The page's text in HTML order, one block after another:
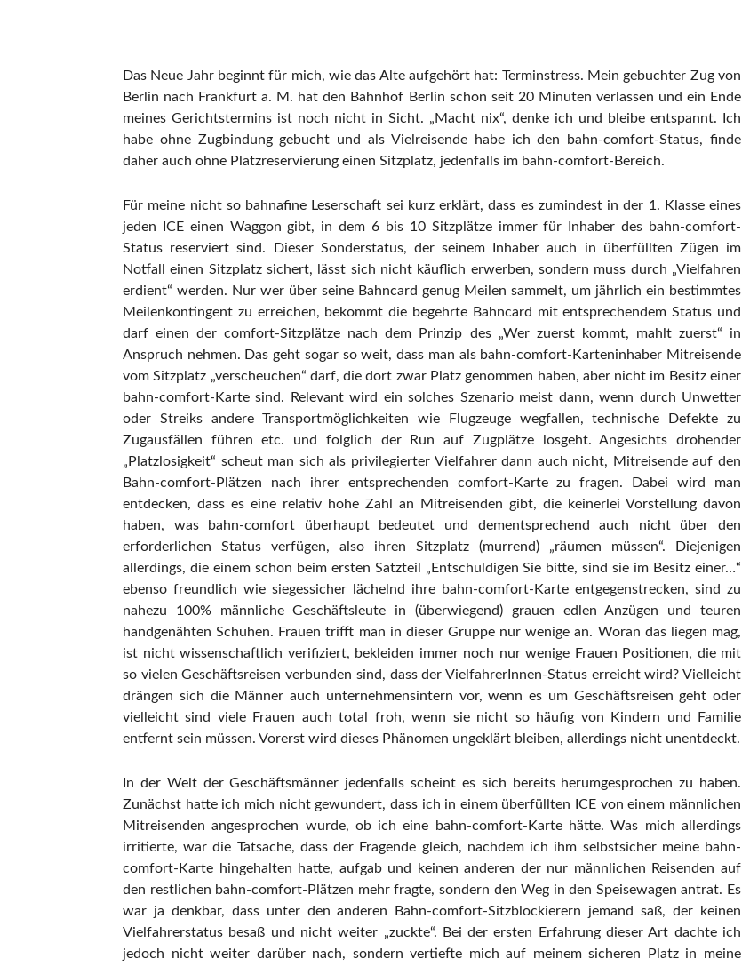
Das Neue Jahr beginnt für mich, wie das Alte aufgehört hat: Terminstress. Mein gebuchter Zug von
Berlin nach Frankfurt a. M. hat den Bahnhof Berlin schon seit 20 Minuten verlassen und ein Ende
meines Gerichtstermins ist noch nicht in Sicht. „Macht nix“, denke ich und bleibe entspannt. Ich
habe ohne Zugbindung gebucht und als Vielreisende habe ich den bahn-comfort-Status, finde
daher auch ohne Platzreservierung einen Sitzplatz, jedenfalls im bahn-comfort-Bereich.
Für meine nicht so bahnafine Leserschaft sei kurz erklärt, dass es zumindest in der 1. Klasse eines
jeden ICE einen Waggon gibt, in dem 6 bis 10 Sitzplätze immer für Inhaber des bahn-comfort-
Status reserviert sind. Dieser Sonderstatus, der seinem Inhaber auch in überfüllten Zügen im
Notfall einen Sitzplatz sichert, lässt sich nicht käuflich erwerben, sondern muss durch „Vielfahren
erdient“ werden. Nur wer über seine Bahncard genug Meilen sammelt, um jährlich ein bestimmtes
Meilenkontingent zu erreichen, bekommt die begehrte Bahncard mit entsprechendem Status und
darf einen der comfort-Sitzplätze nach dem Prinzip des „Wer zuerst kommt, mahlt zuerst“ in
Anspruch nehmen. Das geht sogar so weit, dass man als bahn-comfort-Karteninhaber Mitreisende
vom Sitzplatz „verscheuchen“ darf, die dort zwar Platz genommen haben, aber nicht im Besitz einer
bahn-comfort-Karte sind. Relevant wird ein solches Szenario meist dann, wenn durch Unwetter
oder Streiks andere Transportmöglichkeiten wie Flugzeuge wegfallen, technische Defekte zu
Zugausfällen führen etc. und folglich der Run auf Zugplätze losgeht. Angesichts drohender
„Platzlosigkeit“ scheut man sich als privilegierter Vielfahrer dann auch nicht, Mitreisende auf den
Bahn-comfort-Plätzen nach ihrer entsprechenden comfort-Karte zu fragen. Dabei wird man
entdecken, dass es eine relativ hohe Zahl an Mitreisenden gibt, die keinerlei Vorstellung davon
haben, was bahn-comfort überhaupt bedeutet und dementsprechend auch nicht über den
erforderlichen Status verfügen, also ihren Sitzplatz (murrend) „räumen müssen“. Diejenigen
allerdings, die einem schon beim ersten Satzteil „Entschuldigen Sie bitte, sind sie im Besitz einer…“
ebenso freundlich wie siegessicher lächelnd ihre bahn-comfort-Karte entgegenstrecken, sind zu
nahezu 100% männliche Geschäftsleute in (überwiegend) grauen edlen Anzügen und teuren
handgenähten Schuhen. Frauen trifft man in dieser Gruppe nur wenige an. Woran das liegen mag,
ist nicht wissenschaftlich verifiziert, bekleiden immer noch nur wenige Frauen Positionen, die mit
so vielen Geschäftsreisen verbunden sind, dass der VielfahrerInnen-Status erreicht wird? Vielleicht
drängen sich die Männer auch unternehmensintern vor, wenn es um Geschäftsreisen geht oder
vielleicht sind viele Frauen auch total froh, wenn sie nicht so häufig von Kindern und Familie
entfernt sein müssen. Vorerst wird dieses Phänomen ungeklärt bleiben, allerdings nicht unentdeckt.
In der Welt der Geschäftsmänner jedenfalls scheint es sich bereits herumgesprochen zu haben.
Zunächst hatte ich mich nicht gewundert, dass ich in einem überfüllten ICE von einem männlichen
Mitreisenden angesprochen wurde, ob ich eine bahn-comfort-Karte hätte. Was mich allerdings
irritierte, war die Tatsache, dass der Fragende gleich, nachdem ich ihm selbstsicher meine bahn-
comfort-Karte hingehalten hatte, aufgab und keinen anderen der nur männlichen Reisenden auf
den restlichen bahn-comfort-Plätzen mehr fragte, sondern den Weg in den Speisewagen antrat. Es
war ja denkbar, dass unter den anderen Bahn-comfort-Sitzblockierern jemand saß, der keinen
Vielfahrerstatus besaß und nicht weiter „zuckte“. Bei der ersten Erfahrung dieser Art dachte ich
jedoch nicht weiter darüber nach, sondern vertiefte mich auf meinem sicheren Platz in meine